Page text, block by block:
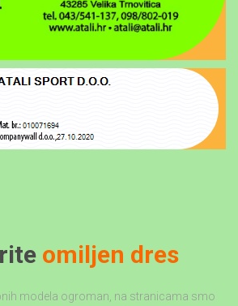
omiljen dres
modela ogroman, na stranicama smo